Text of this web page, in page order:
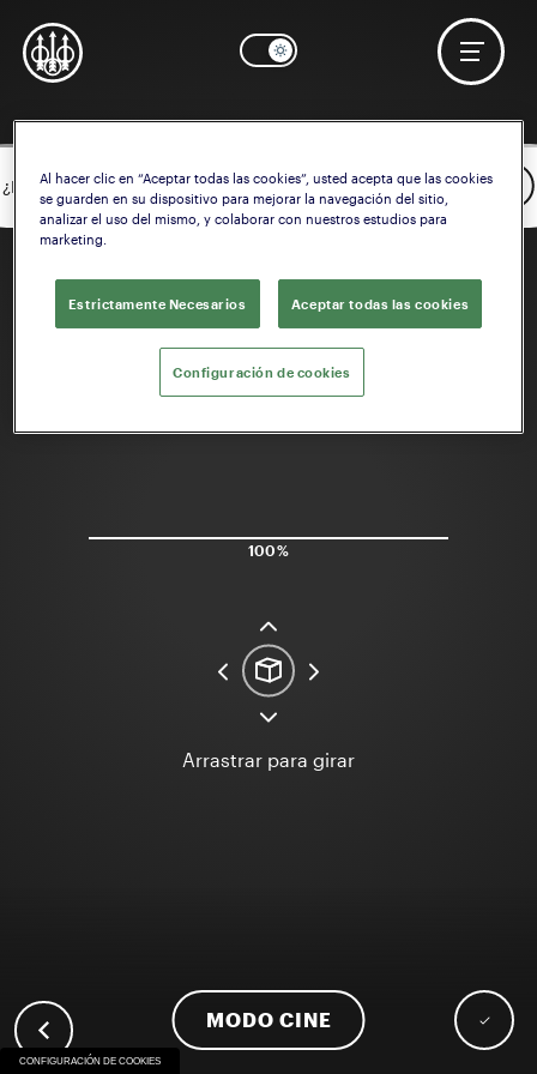
¿Necesita ayuda? Comenzar a configurar la Empuñadura OK
100%
MODO CINE
Arrastrar para girar
CONFIGURACIÓN DE COOKIES
Al hacer clic en “Aceptar todas las cookies”, usted acepta que las cookies
se guarden en su dispositivo para mejorar la navegación del sitio,
analizar el uso del mismo, y colaborar con nuestros estudios para
marketing.
Estrictamente Necesarios Aceptar todas las cookies
Configuración de cookies